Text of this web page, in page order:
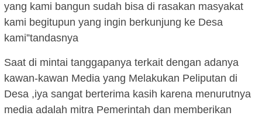
yang kami bangun sudah bisa di rasakan masyakat
kami begitupun yang ingin berkunjung ke Desa
kami”tandasnya
Saat di mintai tanggapanya terkait dengan adanya
kawan-kawan Media yang Melakukan Peliputan di
Desa ,iya sangat berterima kasih karena menurutnya
media adalah mitra Pemerintah dan memberikan